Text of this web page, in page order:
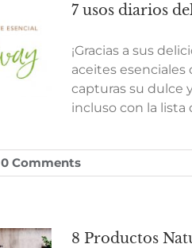
7 usos diarios
¡Gracias a sus
aceites
capturas su dulce
incluso con la
0 Comments
8 Productos